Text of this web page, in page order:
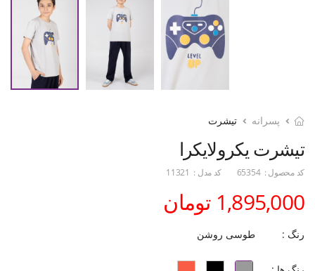
پسرانه تیشرت
تیشرت یکرولایکرا
کد محصول : 65354 کد مدل : 11321
1,895,000 تومان
رنگ : طوسی روشن